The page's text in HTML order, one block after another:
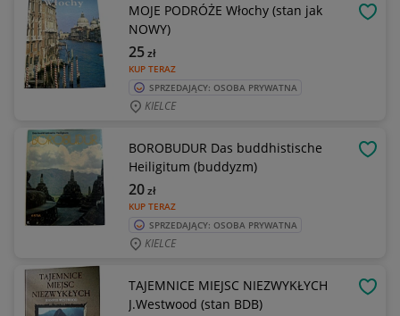
MOJE PODRÓŻE Włochy (stan jak
NOWY)
KUP TERAZ
25zł
SPRZEDAJĄCY: OSOBA PRYWATNA
KIELCE
BOROBUDUR Das buddhistische
Heiligitum (buddyzm)
KUP TERAZ
20zł
SPRZEDAJĄCY: OSOBA PRYWATNA
KIELCE
TAJEMNICE MIEJSC NIEZWYKŁYCH
J.Westwood (stan BDB)